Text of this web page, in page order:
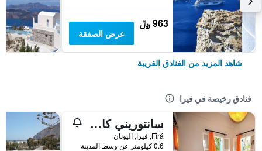
963 ﷼
عرض الصفقة
شاهد المزيد من الفنادق القريبة
فنادق رخيصة في فيرا
سانتوريني كامبينج روومز
Firá, فيرا, اليونان
0.6 كيلومتر عن وسط المدينة